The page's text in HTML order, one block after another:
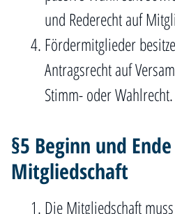
und Rederecht auf
Fördermitglieder
Antragsrecht auf
Stimm- oder Wahlrecht.
§5 Beginn und
Mitgliedschaft
Die Mitgliedschaft